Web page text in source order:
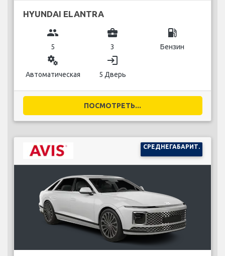
HYUNDAI ELANTRA
group
5
business_center
3
local_gas_station
Бензин
miscellaneous_services
Автоматическая
login
5 Дверь
ПОСМОТРЕТЬ...
СРЕДНЕГАБАРИТ.